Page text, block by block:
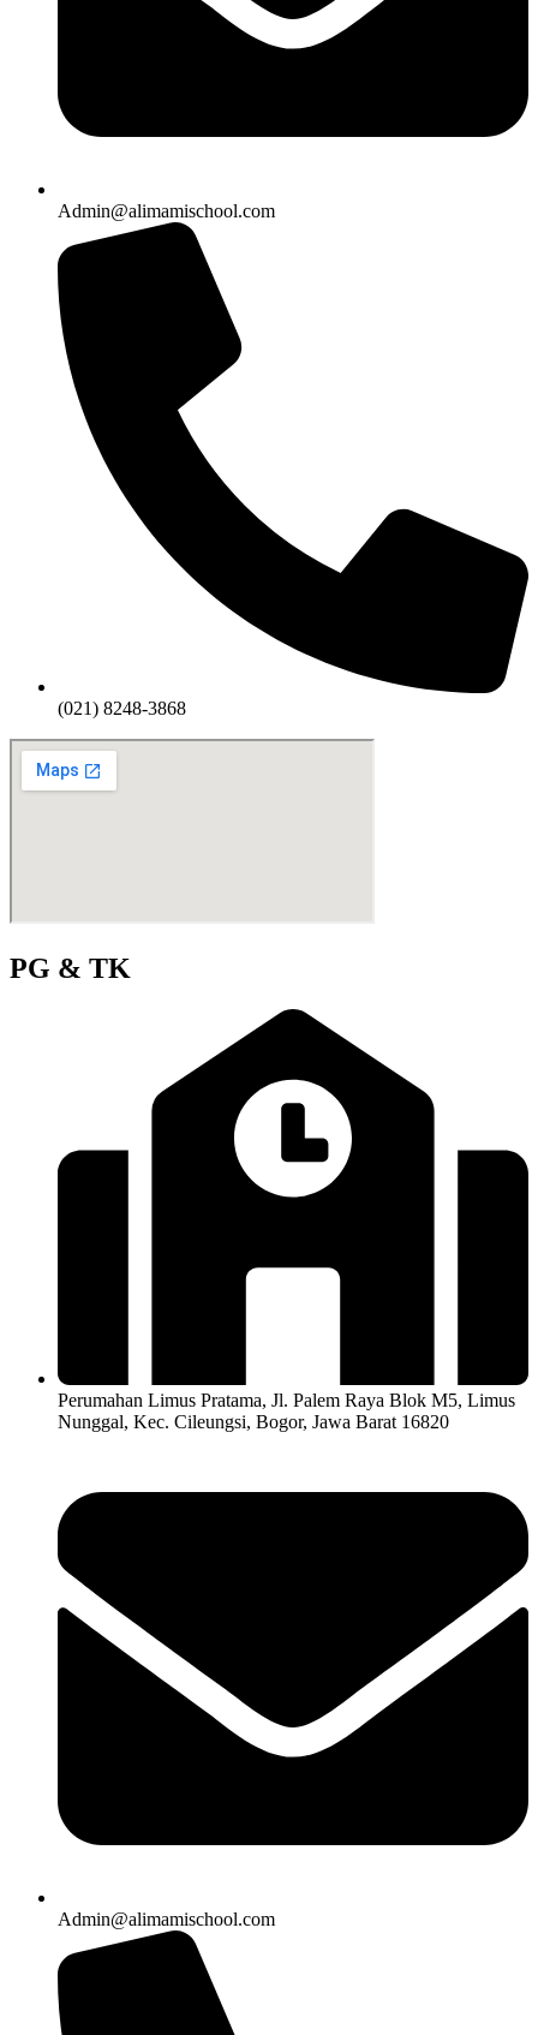
Admin@alimamischool.com
(021) 8248-3868
PG & TK
Perumahan Limus Pratama, Jl. Palem Raya Blok M5, Limus
Nunggal, Kec. Cileungsi, Bogor, Jawa Barat 16820
Admin@alimamischool.com